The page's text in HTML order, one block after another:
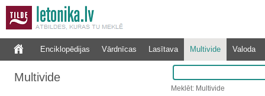
Enciklopēdijas Vārdnīcas Lasītava Multivide Valoda
Multivide
Meklēt: Multivide